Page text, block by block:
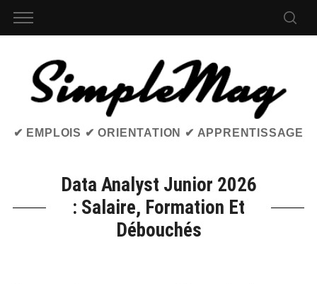
✔ EMPLOIS ✔ ORIENTATION ✔ APPRENTISSAGE
Data Analyst Junior 2026
: Salaire, Formation Et
Débouchés